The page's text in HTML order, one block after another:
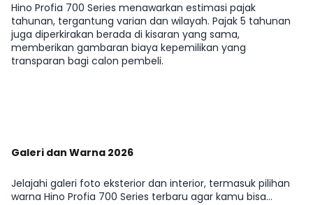
Hino Profia 700 Series menawarkan estimasi pajak
tahunan, tergantung varian dan wilayah. Pajak 5 tahunan
juga diperkirakan berada di kisaran yang sama,
memberikan gambaran biaya kepemilikan yang
transparan bagi calon pembeli.
Galeri dan Warna 2026
Jelajahi galeri foto eksterior dan interior, termasuk pilihan
warna Hino Profia 700 Series terbaru agar kamu bisa